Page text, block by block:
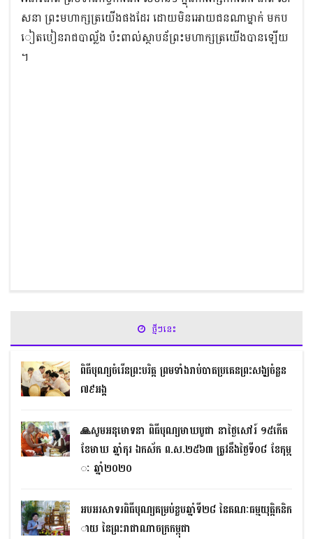
សនា ព្រះមហាក្សត្រយើងផងដែរ ដោយមិនអោយជនណាម្នាក់ មកប
ៀតបៀនរាជបាល្ល័ង ប៉ះពាល់ស្ថាបន័ព្រះមហាក្សត្រយើងបានឡើយ
។
ថ្មីៗនេះ
ពិធីបុណ្យចំរើនព្រះបរិត្ត ព្រមទាំងរាប់បាតប្រគេនព្រះសង្ឃចំនួន
៧៩អង្គ
🙏សូមអនុមោទនា ពិធីបុណ្យមាឃបូជា នាថ្ងៃសៅរ៍ ១៥កើត
ខែមាឃ ឆ្នាំកុរ ឯកស័ក ព.ស.២៥៦៣ ត្រូវនឹងថ្ងៃទី០៨ ខែកុម្ភ
ៈ ឆ្នាំ២០២០
អបអរសាទរពិធីបុណ្យគម្រប់ខួបឆ្នាំទី២៨ នៃគណៈធម្មយុត្តិកនិក
ាយ នៃព្រះរាជាណាចក្រកម្ពុជា